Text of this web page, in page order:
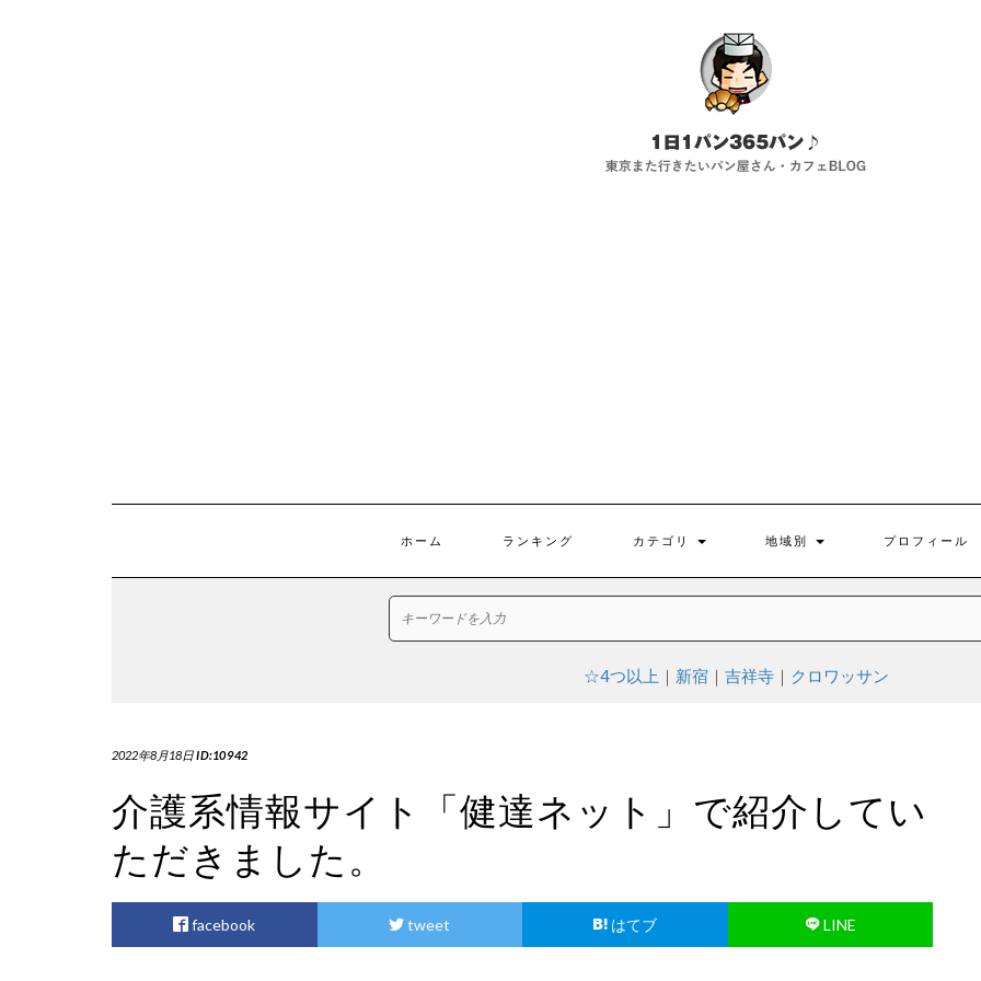
ホーム ランキング カテゴリ 地域別 プロフィール
☆4つ以上 ｜ 新宿 ｜ 吉祥寺｜ クロワッサン
2022年8月18日ID:10942
介護系情報サイト「健達ネット」で紹介してい
ただきました。
facebook tweet はてブ LINE